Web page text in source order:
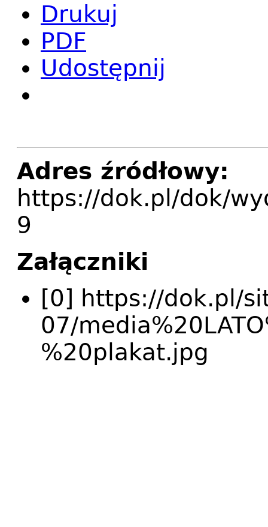
Drukuj
PDF
Udostępnij
Adres źródłowy:
https://dok.pl/dok/
9
Załączniki
[0] https://dok.pl/
07/
%20plakat.jpg